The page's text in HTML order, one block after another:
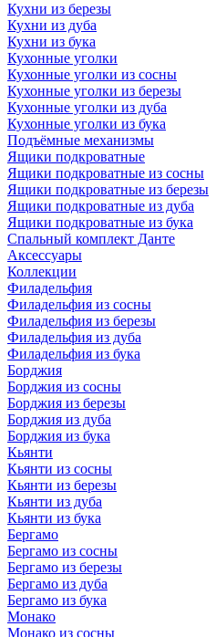
Кухни из березы
Кухни из дуба
Кухни из бука
Кухонные уголки
Кухонные уголки из сосны
Кухонные уголки из березы
Кухонные уголки из дуба
Кухонные уголки из бука
Подъёмные механизмы
Ящики подкроватные
Ящики подкроватные из сосны
Ящики подкроватные из березы
Ящики подкроватные из дуба
Ящики подкроватные из бука
Спальный комплект Данте
Аксессуары
Коллекции
Филадельфия
Филадельфия из сосны
Филадельфия из березы
Филадельфия из дуба
Филадельфия из бука
Борджия
Борджия из сосны
Борджия из березы
Борджия из дуба
Борджия из бука
Кьянти
Кьянти из сосны
Кьянти из березы
Кьянти из дуба
Кьянти из бука
Бергамо
Бергамо из сосны
Бергамо из березы
Бергамо из дуба
Бергамо из бука
Монако
Монако из сосны